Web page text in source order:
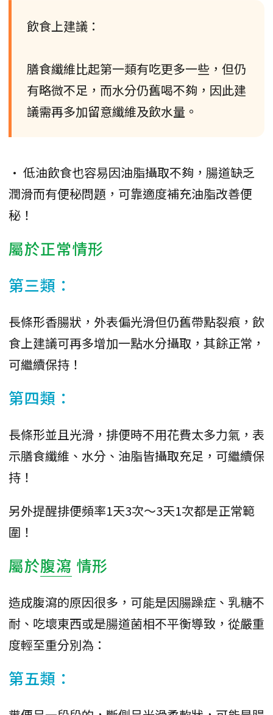
飲食上建議：
膳食纖維比起第一類有吃更多一些，但仍
有略微不足，而水分仍舊喝不夠，因此建
議需再多加留意纖維及飲水量。
• 低油飲食也容易因油脂攝取不夠，腸道缺乏
潤滑而有便秘問題，可靠適度補充油脂改善便
秘！
屬於正常情形
第三類：
長條形香腸狀，外表偏光滑但仍舊帶點裂痕，飲
食上建議可再多增加一點水分攝取，其餘正常，
可繼續保持！
第四類：
長條形並且光滑，排便時不用花費太多力氣，表
示膳食纖維、水分、油脂皆攝取充足，可繼續保
持！
另外提醒排便頻率1天3次～3天1次都是正常範
圍！
屬於腹瀉 情形
造成腹瀉的原因很多，可能是因腸躁症、乳糖不
耐、吃壞東西或是腸道菌相不平衡導致，從嚴重
度輕至重分別為：
第五類：